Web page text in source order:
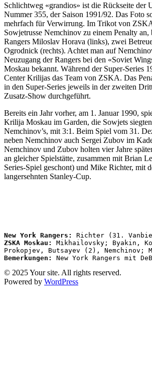
Schlichtweg «grandios» ist die Rückseite der
Nummer 355, der Saison 1991/92. Das Foto
mehrfach für Verwirrung. Im Trikot von
Sowjetrusse Nemchinov zu einem Penalty an,
Rangers Miloslav Horava (links), zwei
Ogrodnick (rechts). Achtet man auf
Neuzugang der Rangers bei den «Soviet
Moskau bekannt. Während der Super-Series
Center Krilijas das Team von ZSKA. Das
in den Super-Series jeweils in der zweiten
Zusatz-Show durchgeführt.
Bereits ein Jahr vorher, am 1. Januar 1990,
Krilija Moskau im Garden, die Sowjets
Nemchinov’s, mit 3:1. Beim Spiel vom 31.
neben Nemchinov auch Sergei Zubov im
Nemchinov und Zubov holten vier Jahre
an gleicher Spielstätte, zusammen mit Brian
Series-Spiel geschont) und Mike Richter, mit
langersehnten Stanley-Cup.
New York Rangers:
ZSKA Moskau:
Mikhailovsky; Byakin,
Bemerkungen:
New York Rangers mit
© 2025 Your site. All rights reserved.
Powered by WordPress